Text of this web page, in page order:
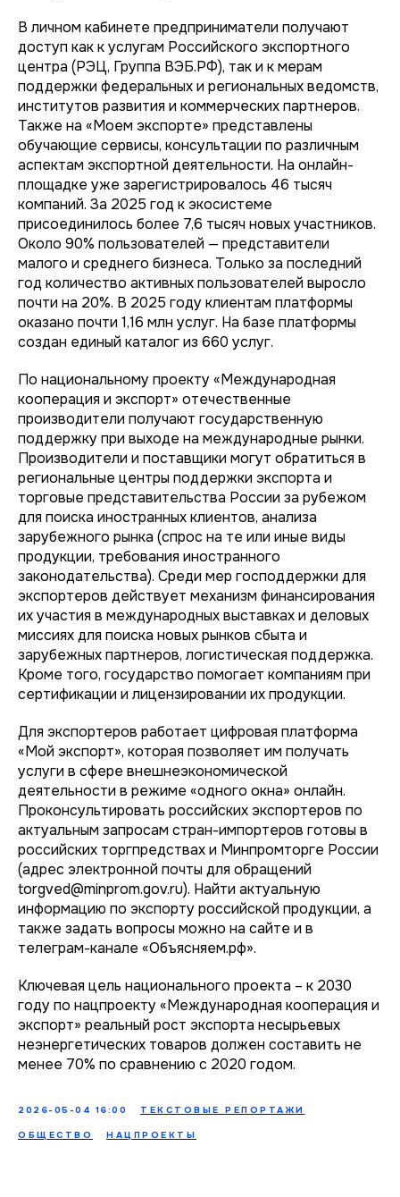
В личном кабинете предприниматели получают
доступ как к услугам Российского экспортного
центра (РЭЦ, Группа ВЭБ.РФ), так и к мерам
поддержки федеральных и региональных ведомств,
институтов развития и коммерческих партнеров.
Также на «Моем экспорте» представлены
обучающие сервисы, консультации по различным
аспектам экспортной деятельности. На онлайн-
площадке уже зарегистрировалось 46 тысяч
компаний. За 2025 год к экосистеме
присоединилось более 7,6 тысяч новых участников.
Около 90% пользователей — представители
малого и среднего бизнеса. Только за последний
год количество активных пользователей выросло
почти на 20%. В 2025 году клиентам платформы
оказано почти 1,16 млн услуг. На базе платформы
создан единый каталог из 660 услуг.
По национальному проекту «Международная
кооперация и экспорт» отечественные
производители получают государственную
поддержку при выходе на международные рынки.
Производители и поставщики могут обратиться в
региональные центры поддержки экспорта и
торговые представительства России за рубежом
для поиска иностранных клиентов, анализа
зарубежного рынка (спрос на те или иные виды
продукции, требования иностранного
законодательства). Среди мер господдержки для
экспортеров действует механизм финансирования
их участия в международных выставках и деловых
миссиях для поиска новых рынков сбыта и
зарубежных партнеров, логистическая поддержка.
Кроме того, государство помогает компаниям при
сертификации и лицензировании их продукции.
Для экспортеров работает цифровая платформа
«Мой экспорт», которая позволяет им получать
услуги в сфере внешнеэкономической
деятельности в режиме «одного окна» онлайн.
Проконсультировать российских экспортеров по
актуальным запросам стран-импортеров готовы в
российских торгпредствах и Минпромторге России
(адрес электронной почты для обращений
torgved@minprom.gov.ru). Найти актуальную
информацию по экспорту российской продукции, а
также задать вопросы можно на сайте и в
телеграм-канале «Объясняем.рф».
Ключевая цель национального проекта – к 2030
году по нацпроекту «Международная кооперация и
экспорт» реальный рост экспорта несырьевых
неэнергетических товаров должен составить не
менее 70% по сравнению с 2020 годом.
2026-05-04 16:00 ТЕКСТОВЫЕ РЕПОРТАЖИ
ОБЩЕСТВО НАЦПРОЕКТЫ